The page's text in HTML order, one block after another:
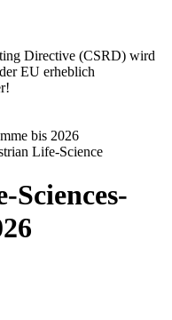
Directive (CSRD) wird
EU erheblich
bis 2026
Life-Science